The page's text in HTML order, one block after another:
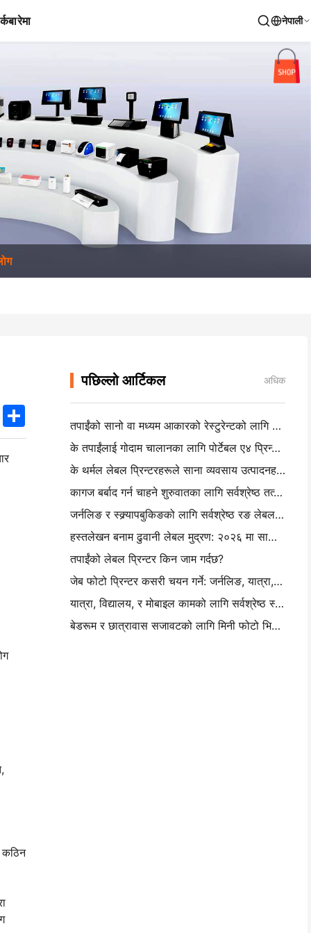
बारेमा नेपाली
TwitterShare
कठिन
पछिल्लो आर्टिकल अधिक
तपाईंको सानो वा मध्यम आकारको रेस्टुरेन्टको लागि सही रेस्टुरेन्ट सफ्टवेयर कसरी चयन गर्ने
के तपाईंलाई गोदाम चालानका लागि पोर्टेबल ए४ प्रिन्टर चाहिन्छ? वास्तवमा के काम गर्दछ
के थर्मल लेबल प्रिन्टरहरूले साना व्यवसाय उत्पादनहरूको लागि वाटरप्रूफ लेबल बनाउन सक्छन्?
कागज बर्बाद गर्न चाहने शुरुवातका लागि सर्वश्रेष्ठ तत्काल क्यामेरा
जर्नलिङ र स्क्र्यापबुकिङको लागि सर्वश्रेष्ठ रङ लेबल निर्माता: प्रत्येक पृष्ठमा थप रङ थप
हस्तलेखन बनाम ढुवानी लेबल मुद्रण: २०२६ मा साना व्यवसायका लागि सुझावहरू
तपाईंको लेबल प्रिन्टर किन जाम गर्दछ?
जेब फोटो प्रिन्टर कसरी चयन गर्ने: जर्नलिङ, यात्रा, र आईफोन प्रयोगकर्ताहरूको लागि पूर्ण गाइड
यात्रा, विद्यालय, र मोबाइल कामको लागि सर्वश्रेष्ठ स्याहीरहित पोर्टेबल प्रिन्टरः हनिन एमटी ६२० प्रो सम
बेडरूम र छात्रावास सजावटको लागि मिनी फोटो भित्ता लेआउट विचार र सुझावहरू